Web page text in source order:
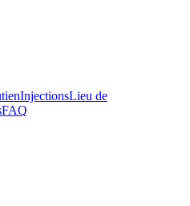
InjectionsLieu de
FAQ